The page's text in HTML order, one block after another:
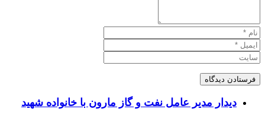
دیدار مدیر عامل نفت و گاز مارون با خانواده شهید